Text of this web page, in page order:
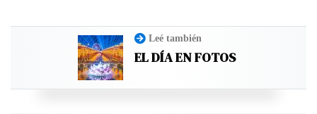
Leé también
EL DÍA EN FOTOS